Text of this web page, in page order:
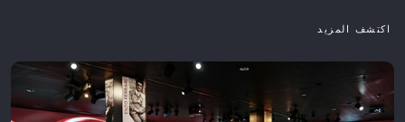
اكتشف المزيد